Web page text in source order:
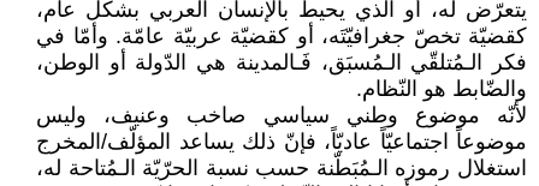
يتعرّض له، أو الذي يحيط بالإنسان العربي بشكل عام،
كقضيّة تخصّ جغرافيّتَه، أو كقضيّة عربيّة عامّة. وأمّا في
فكر الـمُتلقّي الـمُسبَق، فَـالمدينة هي الدّولة أو الوطن،
والضّابط هو النّظام.
لأنّه موضوع وطني سياسي صاخب وعنيف، وليس
موضوعاً اجتماعيّاً عاديّاً، فإنّ ذلك يساعد المؤلّف/المخرج
استغلال رموزه الـمُبَطّنة حسب نسبة الحرّيّة الـمُتاحة له،